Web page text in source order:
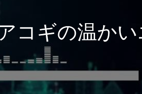
コギの温かい